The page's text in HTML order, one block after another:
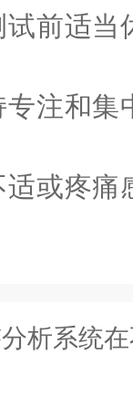
前适当
注和集
或疼痛
系统在不同